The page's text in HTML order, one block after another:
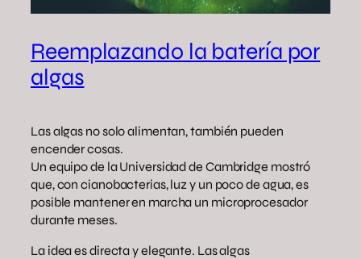
Reemplazando la batería por
algas
Las algas no solo alimentan, también pueden
encender cosas.
Un equipo de la Universidad de Cambridge mostró
que, con cianobacterias, luz y un poco de agua, es
posible mantener en marcha un microprocesador
durante meses.
La idea es directa y elegante. Las algas